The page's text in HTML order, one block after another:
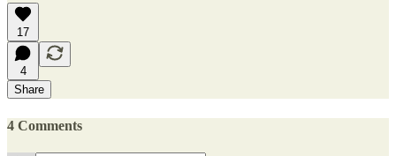
17
4
Share
4 Comments